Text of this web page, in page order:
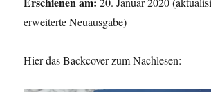
erweiterte Neuausgabe)
Hier das Backcover zum Nachlesen: